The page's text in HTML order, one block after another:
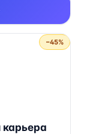
−45%
карьера